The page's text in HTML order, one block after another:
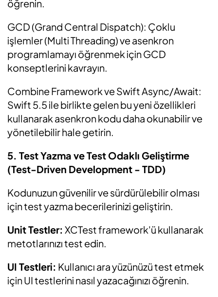
öğrenin.
GCD (Grand Central Dispatch): Çoklu
işlemler (Multi Threading) ve asenkron
programlamayı öğrenmek için GCD
konseptlerini kavrayın.
Combine Framework ve Swift Async/Await:
Swift 5.5 ile birlikte gelen bu yeni özellikleri
kullanarak asenkron kodu daha okunabilir ve
yönetilebilir hale getirin.
5. Test Yazma ve Test Odaklı Geliştirme
(Test-Driven Development - TDD)
Kodunuzun güvenilir ve sürdürülebilir olması
için test yazma becerilerinizi geliştirin.
Unit Testler: XCTest framework'ü kullanarak
metotlarınızı test edin.
UI Testleri: Kullanıcı ara yüzünüzü test etmek
için UI testlerini nasıl yazacağınızı öğrenin.